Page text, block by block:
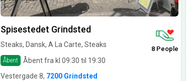
Spisestedet Grindsted
Steaks, Dansk, A La Carte, Steaks
Åbent Åbent fra kl 09:30 til 19:30
8 People
Vestergade 8, 7200 Grindsted